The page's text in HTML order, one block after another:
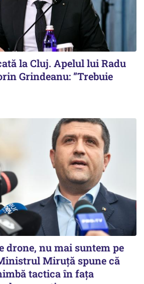
la Cluj. Apelul lui Radu
Grindeanu: ”Trebuie
drone, nu mai suntem pe
Miruţă spune că
tactica în fața